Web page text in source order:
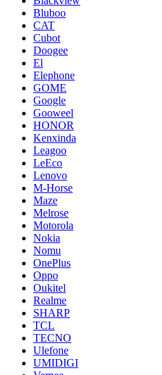
Bluboo
CAT
Cubot
Doogee
El
Elephone
GOME
Google
Gooweel
HONOR
Kenxinda
Leagoo
LeEco
Lenovo
M-Horse
Maze
Melrose
Motorola
Nokia
Nomu
OnePlus
Oppo
Oukitel
Realme
SHARP
TCL
TECNO
Ulefone
UMIDIGI